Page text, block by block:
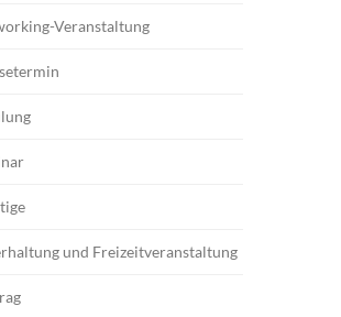
Veranstaltung
und Freizeitveranstaltung